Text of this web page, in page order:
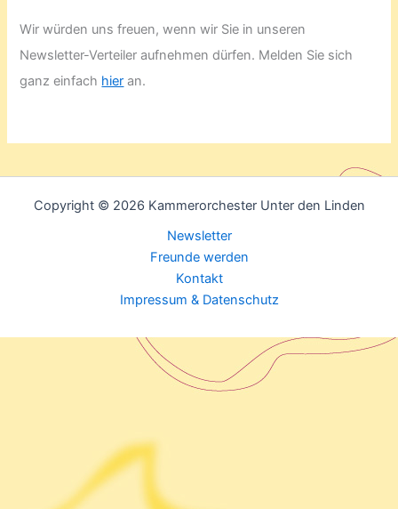
Wir würden uns freuen, wenn wir Sie in unseren
Newsletter-Verteiler aufnehmen dürfen. Melden Sie sich
ganz einfach hier an.
Copyright © 2026 Kammerorchester Unter den Linden
Newsletter
Freunde werden
Kontakt
Impressum & Datenschutz